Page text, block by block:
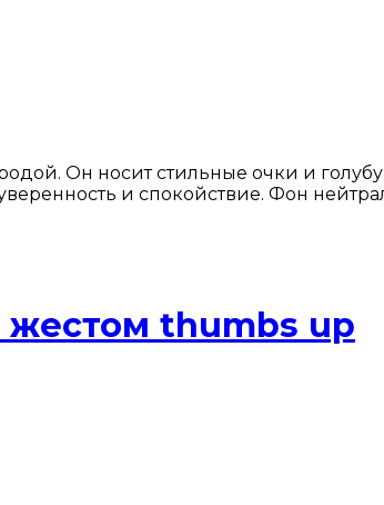
Он носит стильные очки и
и спокойствие. Фон
thumbs up